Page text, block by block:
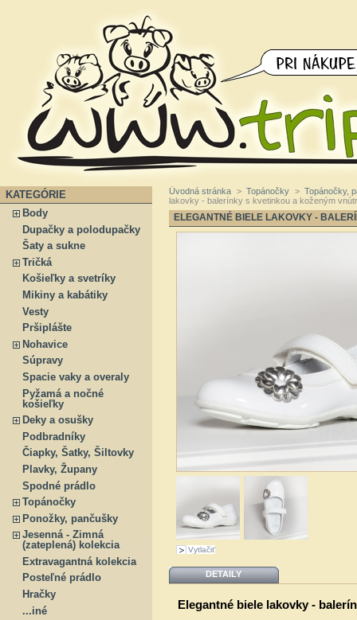
KATEGÓRIE
Body
Dupačky a polodupačky
Šaty a sukne
Tričká
Košieľky a svetríky
Mikiny a kabátiky
Vesty
Pršiplášte
Nohavice
Súpravy
Spacie vaky a overaly
Pyžamá a nočné
košieľky
Deky a osušky
Podbradníky
Čiapky, Šatky, Šiltovky
Plavky, Župany
Spodné prádlo
Topánočky
Ponožky, pančušky
Jesenná - Zimná
(zateplená) kolekcia
Extravagantná kolekcia
Posteľné prádlo
Hračky
...iné
Úvodná stránka > Topánočky > Topánočky,
lakovky - balerínky s kvetinkou a koženým
ELEGANTNÉ BIELE LAKOVKY -
Vytlačiť
DETAILY
Elegantné biele lakovky -